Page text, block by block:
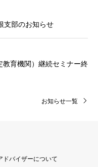
支部のお知らせ
教育機関）継続セミナー終
お知らせ一覧
ドバイザーについて